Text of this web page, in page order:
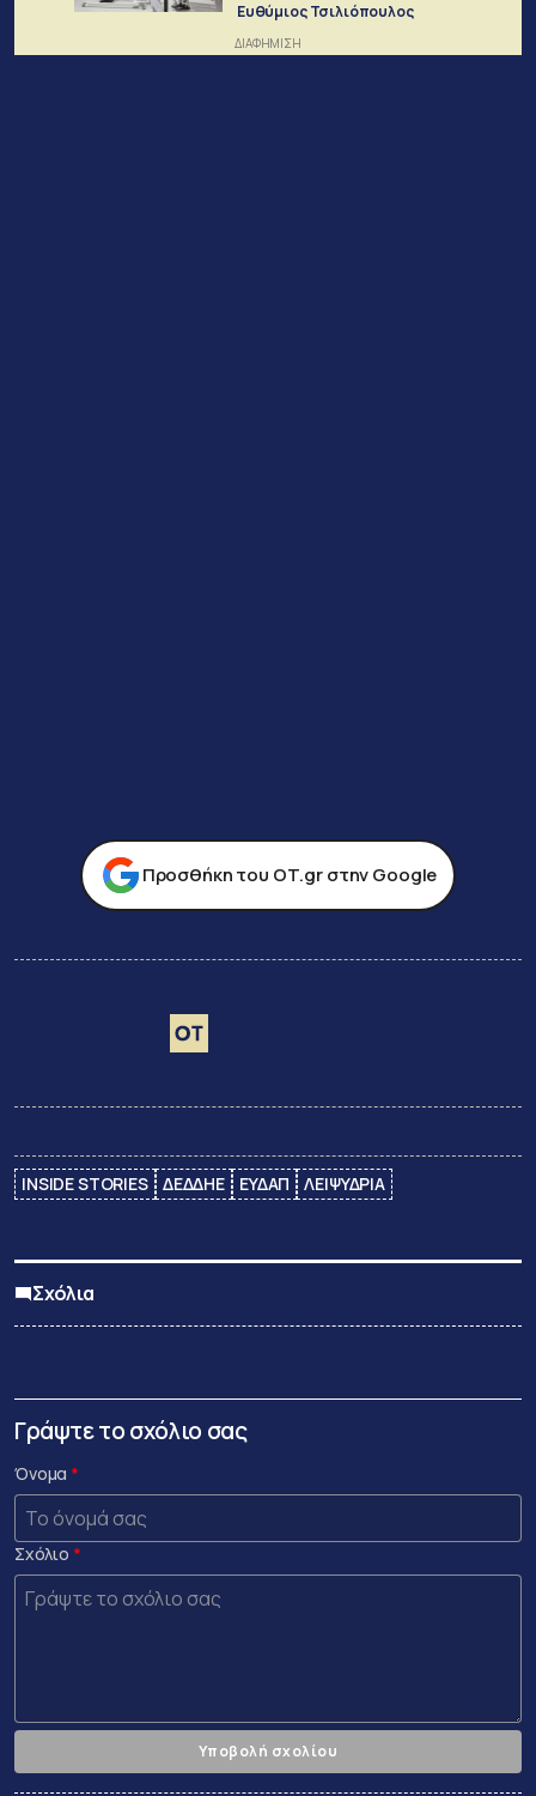
Ευθύμιος Τσιλιόπουλος
Προσθήκη του ΟΤ.gr στην Google
INSIDE STORIES ΔΕΔΔΗΕ ΕΥΔΑΠ ΛΕΙΨΥΔΡΙΑ
Σχόλια
Γράψτε το σχόλιο σας
Όνομα
Σχόλιο
Υποβολή σχολίου